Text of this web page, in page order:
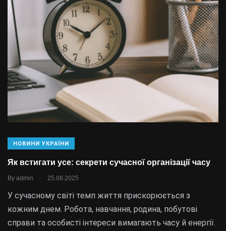
НОВИНИ УКРАЇНИ
Як встигати усе: секрети сучасної організації часу
By admin . 25.08.2025
У сучасному світі темп життя прискорюється з
кожним днем. Робота, навчання, родина, побутові
справи та особисті інтереси вимагають часу й енергії.